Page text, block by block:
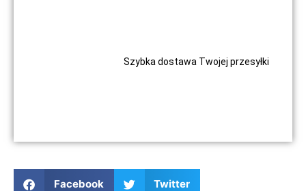
Facebook Twitter
Szybka dostawa Twojej przesyłki